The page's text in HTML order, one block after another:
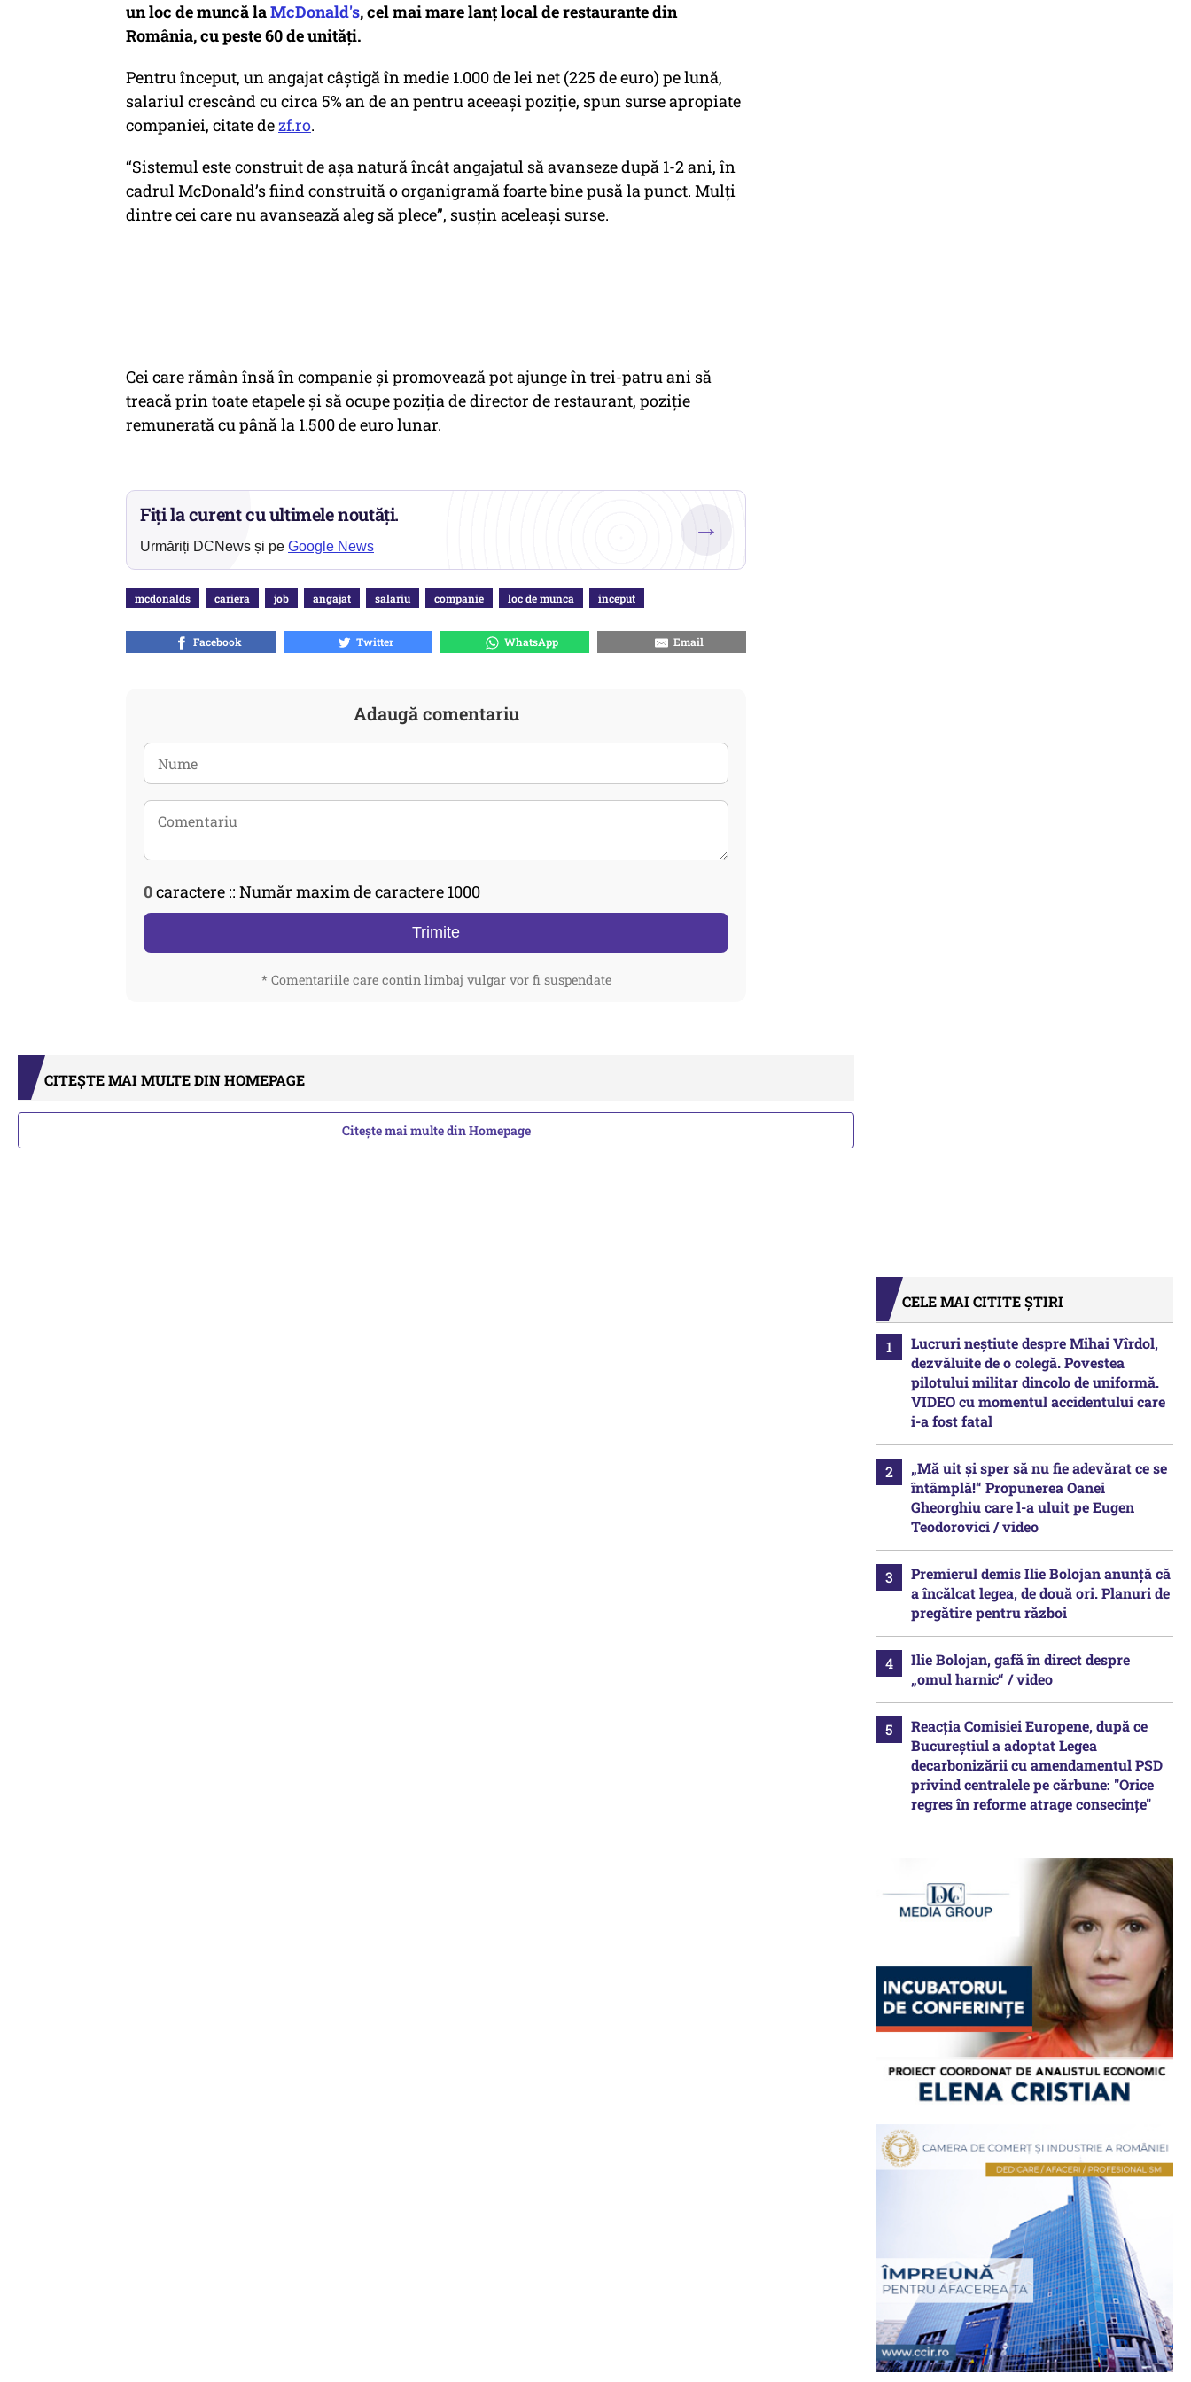
un loc de muncă laMcDonald's, cel mai mare lanţ local de restaurante din
România, cu peste 60 de unităţi.
Pentru început, un angajat câștigă în medie 1.000 de lei net (225 de euro) pe lună,
salariul crescând cu circa 5% an de an pentru aceeaşi poziţie, spun surse apropiate
companiei, citate dezf.ro.
“Sistemul este construit de aşa natură încât angajatul să avanseze după 1-2 ani, în
cadrul McDonald’s fiind construită o organigramă foarte bine pusă la punct. Mulţi
dintre cei care nu avansează aleg să plece”, susțin aceleași surse.
Cei care rămân însă în companie şi promovează pot ajunge în trei-patru ani să
treacă prin toate etapele şi să ocupe poziţia de director de restaurant, poziţie
remunerată cu până la 1.500 de euro lunar.
Fiți la curent cu ultimele noutăți.
Urmăriți DCNews și pe Google News
→
mcdonalds cariera job angajat salariu companie loc de munca inceput
Facebook Twitter WhatsApp Email
Adaugă comentariu
0caractere :: Număr maxim de caractere 1000
Trimite
* Comentariile care contin limbaj vulgar vor fi suspendate
CITEȘTE MAI MULTE DIN HOMEPAGE
Citește mai multe din Homepage
CELE MAI CITITE ȘTIRI
Lucruri neștiute despre Mihai Vîrdol,
dezvăluite de o colegă. Povestea
pilotului militar dincolo de uniformă.
VIDEO cu momentul accidentului care
i-a fost fatal
„Mă uit și sper să nu fie adevărat ce se
întâmplă!“ Propunerea Oanei
Gheorghiu care l-a uluit pe Eugen
Teodorovici / video
Premierul demis Ilie Bolojan anunță că
a încălcat legea, de două ori. Planuri de
pregătire pentru război
Ilie Bolojan, gafă în direct despre
„omul harnic“ / video
Reacția Comisiei Europene, după ce
Bucureștiul a adoptat Legea
decarbonizării cu amendamentul PSD
privind centralele pe cărbune: "Orice
regres în reforme atrage consecințe"